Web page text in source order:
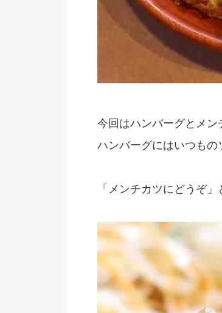
今回はハンバーグとメン
ハンバーグにはいつもの
「メンチカツにどうぞ